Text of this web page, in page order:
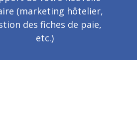
(marketing hôtelier,
des fiches de paie,
etc.)